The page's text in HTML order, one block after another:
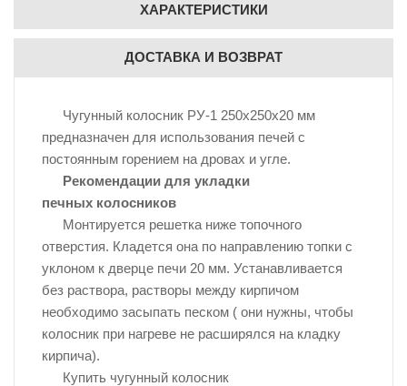
ХАРАКТЕРИСТИКИ
ДОСТАВКА И ВОЗВРАТ
Чугунный колосник РУ-1 250x250x20 мм
предназначен для использования печей с
постоянным горением на дровах и угле.
Рекомендации для укладки
печных колосников
Монтируется решетка ниже топочного
отверстия. Кладется она по направлению топки с
уклоном к дверце печи 20 мм. Устанавливается
без раствора, растворы между кирпичом
необходимо засыпать песком ( они нужны, чтобы
колосник при нагреве не расширялся на кладку
кирпича).
Купить чугунный колосник